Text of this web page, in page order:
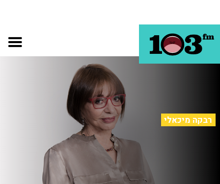
רבקה מיכאלי